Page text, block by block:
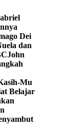
Dei
dan
John
Mu
Belajar